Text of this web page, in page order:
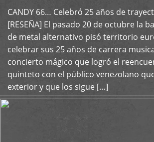
CANDY 66… Celebró 25 años de
[RESEÑA] El pasado 20 de octubre la
de metal alternativo pisó territorio
celebrar sus 25 años de carrera
concierto mágico que logró el
quinteto con el público venezolano
exterior y que los sigue […]
+